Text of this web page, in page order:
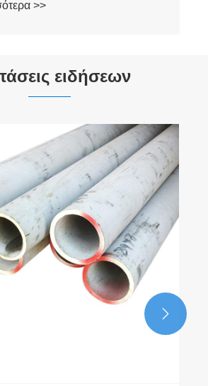
ειδήσεων
χαρακτηριστικά του σωλήνα
χάλυβα 304
>>
